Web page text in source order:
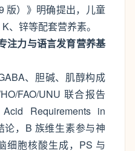
版）》明确提出，儿童
、锌等配套营养素。
注力与语言发育营养基
、胆碱、肌醇构成
FAO/UNU 联合报告
Requirements in
论，B 族维生素参与神
细胞核酸生成，PS 与